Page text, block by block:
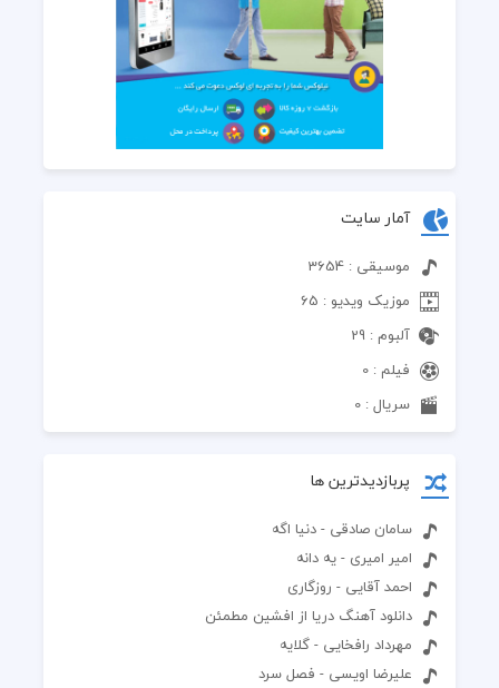
آمار سایت
موسیقی : 3654
موزیک ویدیو : 65
آلبوم : 29
فیلم : 0
سریال : 0
پربازدیدترین ها
سامان صادقی - دنیا اگه
امیر امیری - یه دانه
احمد آقایی - روزگاری
دانلود آهنگ دریا از افشین مطمئن
مهرداد رافخایی - گلایه
علیرضا اویسی - فصل سرد